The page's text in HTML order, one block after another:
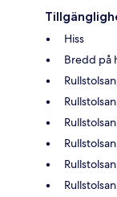
Hiss
Bredd på